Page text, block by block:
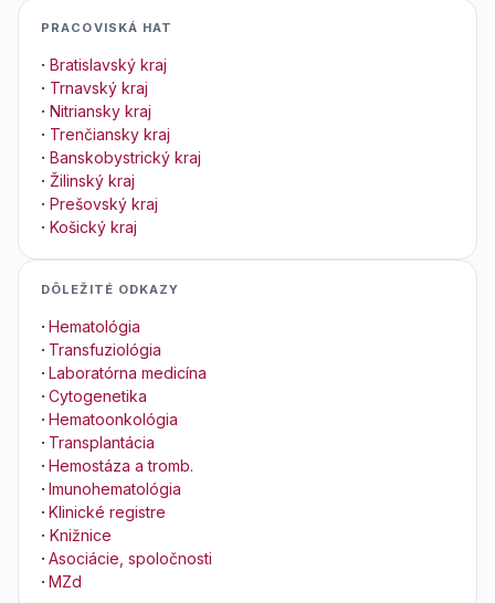
PRACOVISKÁ HAT
· Bratislavský kraj
· Trnavský kraj
· Nitriansky kraj
· Trenčiansky kraj
· Banskobystrický kraj
· Žilinský kraj
· Prešovský kraj
· Košický kraj
DÔLEŽITÉ ODKAZY
· Hematológia
· Transfuziológia
· Laboratórna medicína
· Cytogenetika
· Hematoonkológia
· Transplantácia
· Hemostáza a tromb.
· Imunohematológia
· Klinické registre
· Knižnice
· Asociácie, spoločnosti
· MZd